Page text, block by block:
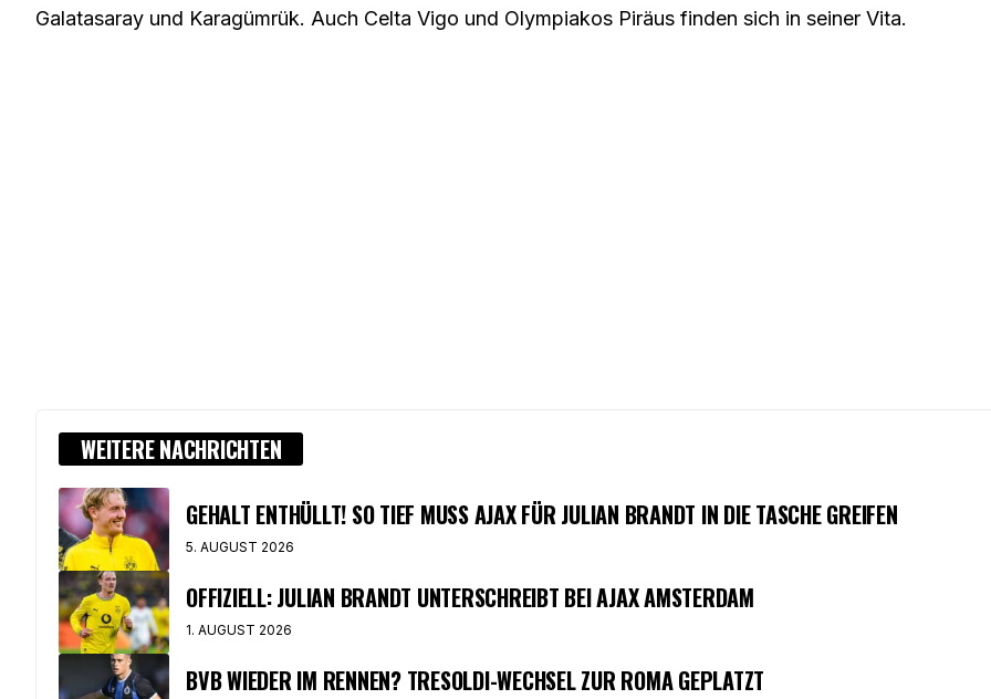
Galatasaray und Karagümrük. Auch Celta Vigo und Olympiakos Piräus finden sich in seiner Vita.
WEITERE NACHRICHTEN
GEHALT ENTHÜLLT! SO TIEF MUSS AJAX FÜR JULIAN BRANDT IN DIE TASCHE GREIFEN
5. AUGUST 2026
OFFIZIELL: JULIAN BRANDT UNTERSCHREIBT BEI AJAX AMSTERDAM
1. AUGUST 2026
BVB WIEDER IM RENNEN? TRESOLDI-WECHSEL ZUR ROMA GEPLATZT